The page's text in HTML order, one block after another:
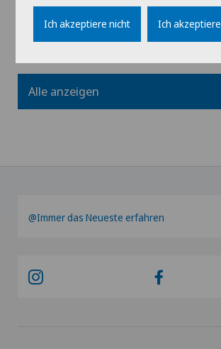
Alle anzeigen
@Immer das Neueste erfahren
Ich akzeptiere nicht Ich akzeptiere